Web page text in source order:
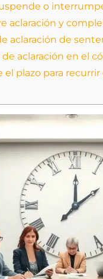
o
aclaración y
aclaración de
aclaración en el
plazo para